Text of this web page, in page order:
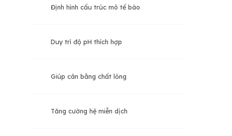
Định hình cấu trúc mô tế bào
Duy trì độ pH thích hợp
Giúp cân bằng chất lỏng
Tăng cường hệ miễn dịch